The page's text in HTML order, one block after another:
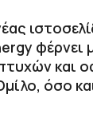
φέρνει
και
όσο